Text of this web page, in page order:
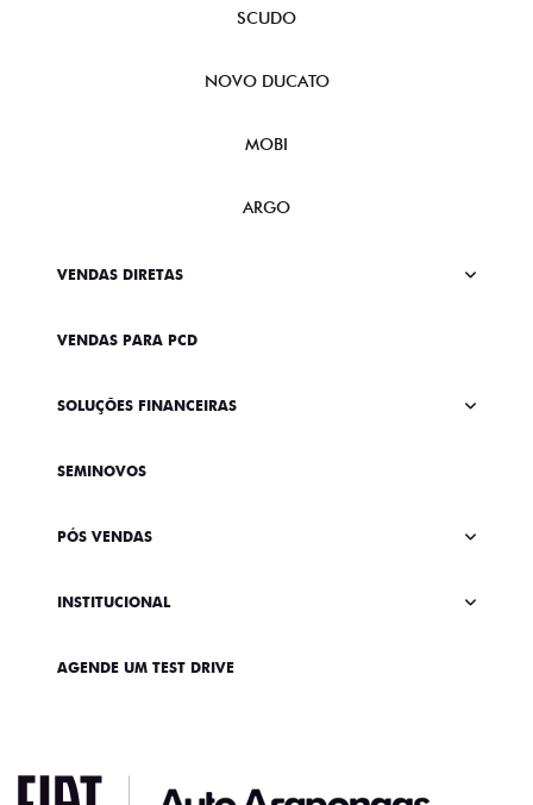
SCUDO
NOVO DUCATO
MOBI
ARGO
VENDAS DIRETAS
VENDAS PARA PCD
SOLUÇÕES FINANCEIRAS
SEMINOVOS
PÓS VENDAS
INSTITUCIONAL
AGENDE UM TEST DRIVE